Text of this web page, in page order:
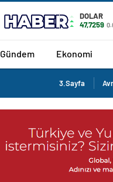
DOLAR
47,7259
Gündem Ekonomi
3.Sayfa